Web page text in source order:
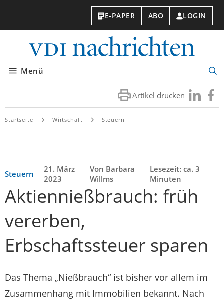
E-PAPER ABO LOGIN
Menü
Artikel drucken Besuchen
Sie
Sie
Startseite Wirtschaft Steuern
Steuern
21. März
2023
Von Barbara
Willms
Lesezeit: ca. 3
Minuten
Aktiennießbrauch: früh
vererben,
Erbschaftssteuer sparen
Das Thema „Nießbrauch“ ist bisher vor allem im
Zusammenhang mit Immobilien bekannt. Nach